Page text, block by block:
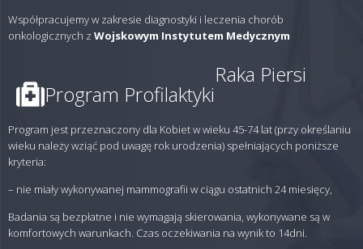
Współpracujemy w zakresie diagnostyki i leczenia chorób
onkologicznych z Wojskowym Instytutem Medycznym
Program Profilaktyki
Raka Piersi
Program jest przeznaczony dla Kobiet w wieku 45-74 lat (przy określaniu
wieku należy wziąć pod uwagę rok urodzenia) spełniających poniższe
kryteria:
– nie miały wykonywanej mammografii w ciągu ostatnich 24 miesięcy,
Badania są bezpłatne i nie wymagają skierowania, wykonywane są w
komfortowych warunkach. Czas oczekiwania na wynik to 14dni.